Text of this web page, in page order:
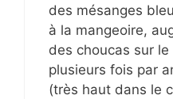
des mésanges
à la mangeoire,
des choucas sur
plusieurs fois par
(très haut dans le